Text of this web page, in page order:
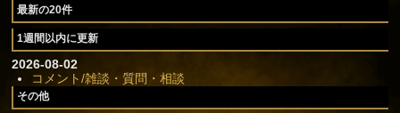
最新の20件
1週間以内に更新
2026-08-02
コメント/雑談・質問・相談
その他